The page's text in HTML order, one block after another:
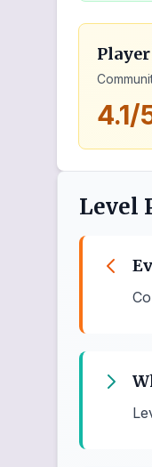
4.1/
Level